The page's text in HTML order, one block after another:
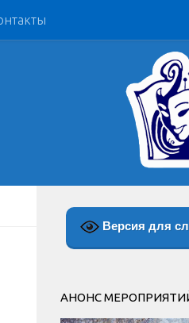
Версия для
АНОНС